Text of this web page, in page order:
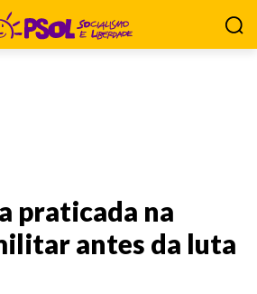
praticada na
antes da luta